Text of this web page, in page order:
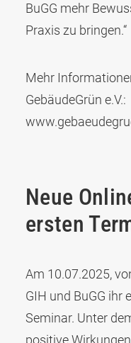
BuGG mehr
Praxis zu bringen.“
Mehr
GebäudeGrün e.V.:
Neue
ersten
Am 10.07.2025,
GIH und BuGG ihr
Seminar. Unter
positive